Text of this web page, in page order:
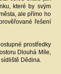
které by svým
ale přímo ho
řešení
prostředky
Dlouhá Míle,
Dědina.